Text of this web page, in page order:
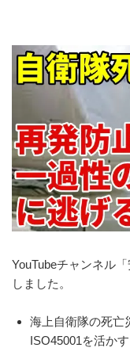
YouTubeチャンネル
しました。
海上自衛隊の死亡
ISO45001を活かす